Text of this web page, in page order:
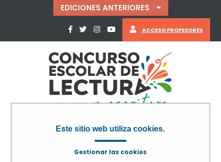
EDICIONES ANTERIORES
ACCESO PROFESORES
Este sitio web utiliza cookies.
Gestionar las cookies